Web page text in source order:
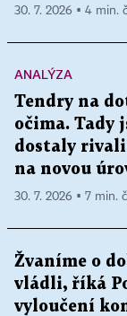
30. 7. 2026 ▪ 4 min.
ANALÝZA
Tendry na
očima. Tady
dostaly
na novou
30. 7. 2026 ▪ 7 min.
Žvaníme o
vládli, říká
vyloučení